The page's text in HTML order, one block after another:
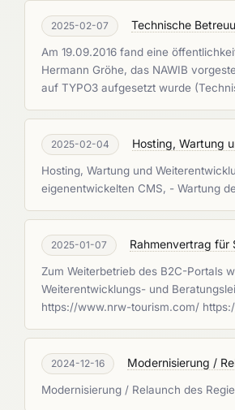
2025-02-07 Technische
Am 19.09.2016 fand eine
Hermann Gröhe, das NAWIB
auf TYPO3 aufgesetzt wurde
2025-02-04 Hosting, Wartung
Hosting, Wartung und
eigenentwickelten CMS, - Wartung
2025-01-07 Rahmenvertrag
Zum Weiterbetrieb des B2C-Portals
Weiterentwicklungs- und
https://www.nrw-tourism.com/
2024-12-16 Modernisierung /
Modernisierung / Relaunch des